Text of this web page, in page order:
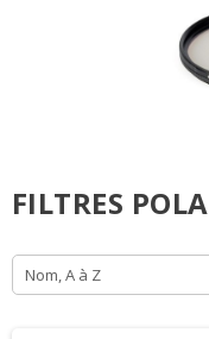
FILTRES POLA
Nom, A à Z